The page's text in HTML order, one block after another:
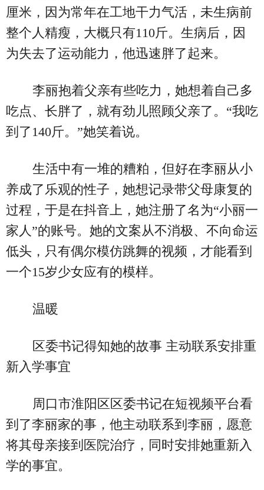
厘米，因为常年在工地干力气活，未生病前
整个人精瘦，大概只有110斤。生病后，因
为失去了运动能力，他迅速胖了起来。
李丽抱着父亲有些吃力，她想着自己多
吃点、长胖了，就有劲儿照顾父亲了。“我吃
到了140斤。”她笑着说。
生活中有一堆的糟粕，但好在李丽从小
养成了乐观的性子，她想记录带父母康复的
过程，于是在抖音上，她注册了名为“小丽一
家人”的账号。她的文案从不消极、不向命运
低头，只有偶尔模仿跳舞的视频，才能看到
一个15岁少女应有的模样。
温暖
区委书记得知她的故事 主动联系安排重
新入学事宜
周口市淮阳区区委书记在短视频平台看
到了李丽家的事，他主动联系到李丽，愿意
将其母亲接到医院治疗，同时安排她重新入
学的事宜。